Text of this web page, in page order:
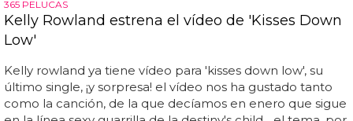
365 PELUCAS
Kelly Rowland estrena el vídeo de 'Kisses Down
Low'
Kelly rowland ya tiene vídeo para 'kisses down low', su
último single, ¡y sorpresa! el vídeo nos ha gustado tanto
como la canción, de la que decíamos en enero que sigue